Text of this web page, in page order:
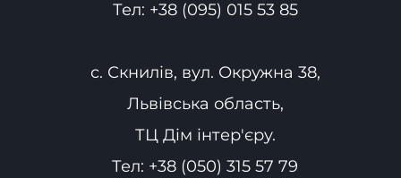
Тел: +38 (095) 015 53 85
с. Скнилів, вул. Окружна 38,
Львівська область,
ТЦ Дім інтер'єру.
Тел: +38 (050) 315 57 79